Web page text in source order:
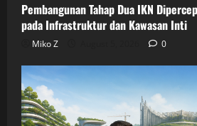
Pembangunan Tahap Dua IKN
pada Infrastruktur dan Kawasan Inti
Miko Z 0